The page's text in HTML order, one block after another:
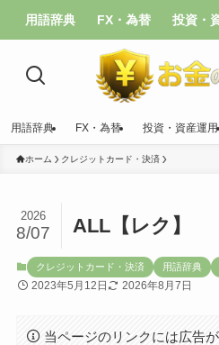
用語辞典 FX・為替 投資・
用語辞典 FX・為替 投資・資産運用
ホーム クレジットカード・決済
ALL【レク】
2026
8/07
クレジットカード・決済 用語辞典
2023年5月12日 2026年8月7日
当ページのリンクには広告